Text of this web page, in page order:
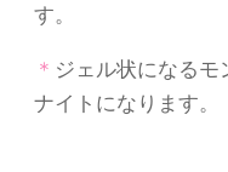
す。
＊ ジェル状になるモ
ナイトになります。